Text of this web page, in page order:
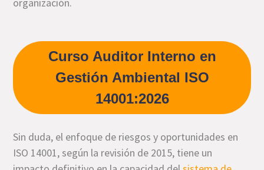
Curso Auditor Interno en
Gestión Ambiental ISO
14001:2026
Sin duda, el enfoque de riesgos y oportunidades en
ISO 14001, según la revisión de 2015, tiene un